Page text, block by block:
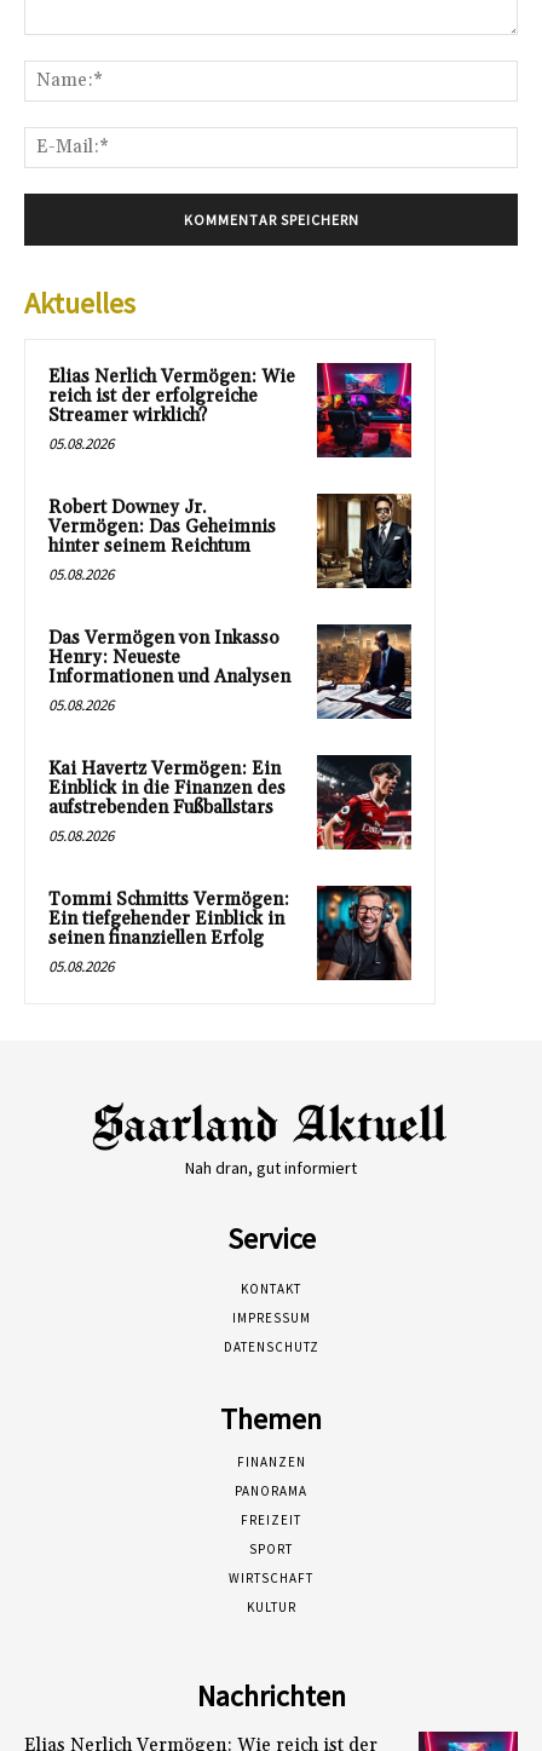
Aktuelles
Elias Nerlich Vermögen: Wie
reich ist der erfolgreiche
Streamer wirklich?
05.08.2026
Robert Downey Jr.
Vermögen: Das Geheimnis
hinter seinem Reichtum
05.08.2026
Das Vermögen von Inkasso
Henry: Neueste
Informationen und Analysen
05.08.2026
Kai Havertz Vermögen: Ein
Einblick in die Finanzen des
aufstrebenden Fußballstars
05.08.2026
Tommi Schmitts Vermögen:
Ein tiefgehender Einblick in
seinen finanziellen Erfolg
05.08.2026
Nah dran, gut informiert
Service
KONTAKT
IMPRESSUM
DATENSCHUTZ
Themen
FINANZEN
PANORAMA
FREIZEIT
SPORT
WIRTSCHAFT
KULTUR
Nachrichten
Elias Nerlich Vermögen: Wie reich ist der